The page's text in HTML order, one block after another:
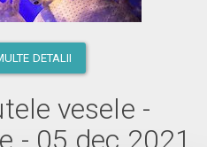
DETALII
vesele -
- 05 dec 2021